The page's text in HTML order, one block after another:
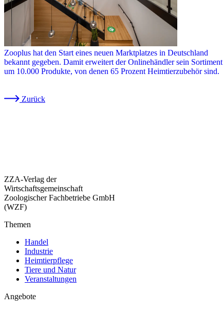
Zooplus hat den Start eines neuen Marktplatzes in Deutschland
bekannt gegeben. Damit erweitert der Onlinehändler sein Sortiment
um 10.000 Produkte, von denen 65 Prozent Heimtierzubehör sind.
Zurück
ZZA-Verlag der
Wirtschaftsgemeinschaft
Zoologischer Fachbetriebe GmbH
(WZF)
Themen
Handel
Industrie
Heimtierpflege
Tiere und Natur
Veranstaltungen
Angebote